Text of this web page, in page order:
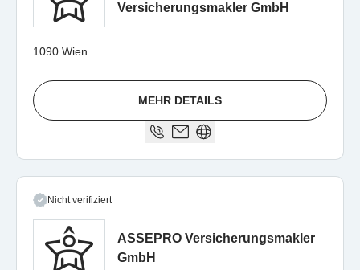
Versicherungsmakler GmbH
1090 Wien
MEHR DETAILS
Nicht verifiziert
ASSEPRO Versicherungsmakler
GmbH